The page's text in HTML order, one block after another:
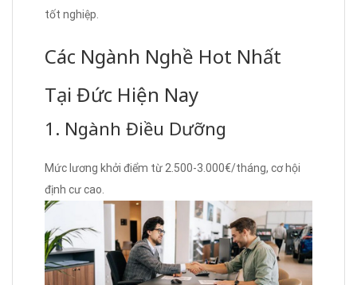
tốt nghiệp.
Các Ngành Nghề Hot Nhất
Tại Đức Hiện Nay
1. Ngành Điều Dưỡng
Mức lương khởi điểm từ 2.500-3.000€/tháng, cơ hội
định cư cao.